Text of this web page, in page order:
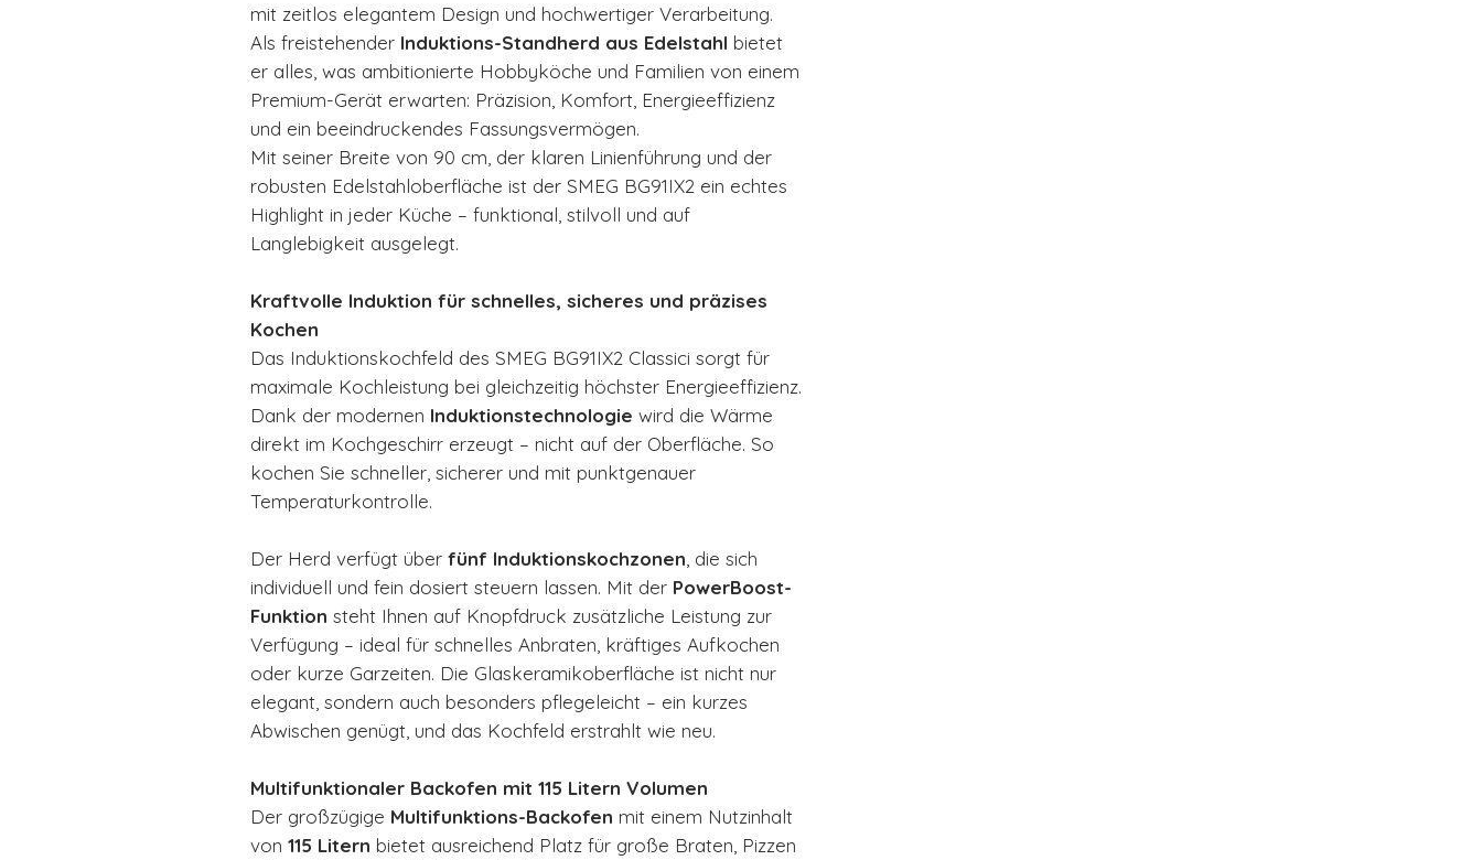
mit zeitlos elegantem Design und hochwertiger Verarbeitung.
Als freistehender Induktions-Standherd aus Edelstahl bietet
er alles, was ambitionierte Hobbyköche und Familien von einem
Premium-Gerät erwarten: Präzision, Komfort, Energieeffizienz
und ein beeindruckendes Fassungsvermögen.
Mit seiner Breite von 90 cm, der klaren Linienführung und der
robusten Edelstahloberfläche ist der SMEG BG91IX2 ein echtes
Highlight in jeder Küche – funktional, stilvoll und auf
Langlebigkeit ausgelegt.
Kraftvolle Induktion für schnelles, sicheres und präzises
Kochen
Das Induktionskochfeld des SMEG BG91IX2 Classici sorgt für
maximale Kochleistung bei gleichzeitig höchster Energieeffizienz.
Dank der modernen Induktionstechnologie wird die Wärme
direkt im Kochgeschirr erzeugt – nicht auf der Oberfläche. So
kochen Sie schneller, sicherer und mit punktgenauer
Temperaturkontrolle.
Der Herd verfügt über fünf Induktionskochzonen , die sich
individuell und fein dosiert steuern lassen. Mit der PowerBoost-
Funktion steht Ihnen auf Knopfdruck zusätzliche Leistung zur
Verfügung – ideal für schnelles Anbraten, kräftiges Aufkochen
oder kurze Garzeiten. Die Glaskeramikoberfläche ist nicht nur
elegant, sondern auch besonders pflegeleicht – ein kurzes
Abwischen genügt, und das Kochfeld erstrahlt wie neu.
Multifunktionaler Backofen mit 115 Litern Volumen
Der großzügige Multifunktions-Backofen mit einem Nutzinhalt
von 115 Litern bietet ausreichend Platz für große Braten, Pizzen